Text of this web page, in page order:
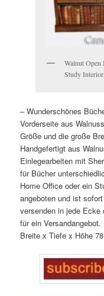
Walnut Open
Study
– Wunderschönes
Vorderseite aus Walnuss
Größe und die große
Handgefertigt aus
Einlegearbeiten mit
für Bücher
Home Office oder ein
angeboten und ist
versenden in jede
für ein
Breite x Tiefe x Höhe